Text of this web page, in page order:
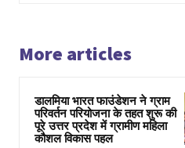
More articles
डालमिया भारत फाउंडेशन ने ग्राम
परिवर्तन परियोजना के तहत शुरू की
पूरे उत्तर प्रदेश में ग्रामीण महिला
कौशल विकास पहल